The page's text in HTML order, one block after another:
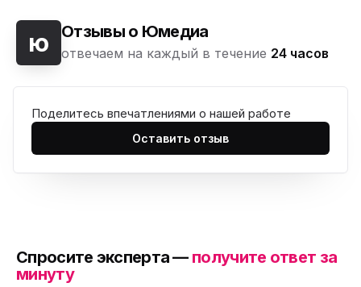
ю Отзывы о Юмедиа
отвечаем на каждый в течение 24 часов
Поделитесь впечатлениями о нашей работе
Оставить отзыв
Спросите эксперта — получите ответ за
минуту